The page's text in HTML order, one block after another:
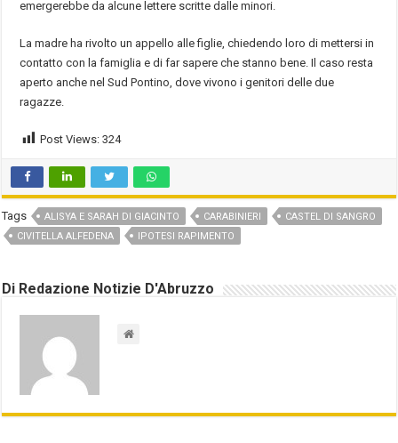
emergerebbe da alcune lettere scritte dalle minori.
La madre ha rivolto un appello alle figlie, chiedendo loro di mettersi in
contatto con la famiglia e di far sapere che stanno bene. Il caso resta
aperto anche nel Sud Pontino, dove vivono i genitori delle due
ragazze.
Post Views: 324
Tags ALISYA E SARAH DI GIACINTO CARABINIERI
CASTEL DI SANGRO
CIVITELLA ALFEDENA
IPOTESI RAPIMENTO
Di Redazione Notizie D'Abruzzo